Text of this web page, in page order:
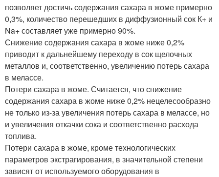
позволяет достичь содержания сахара в жоме примерно
0,3%, количество перешедших в диффузионный сок К+ и
Na+ составляет уже примерно 90%.
Снижение содержания сахара в жоме ниже 0,2%
приводит к дальнейшему переходу в сок щелочных
металлов и, соответственно, увеличению потерь сахара
в мелассе.
Потери сахара в жоме. Считается, что снижение
содержания сахара в жоме ниже 0,2% нецелесообразно
не только из-за увеличения потерь сахара в мелассе, но
и увеличения откачки сока и соответственно расхода
топлива.
Потери сахара в жоме, кроме технологических
параметров экстрагирования, в значительной степени
зависят от используемого оборудования в